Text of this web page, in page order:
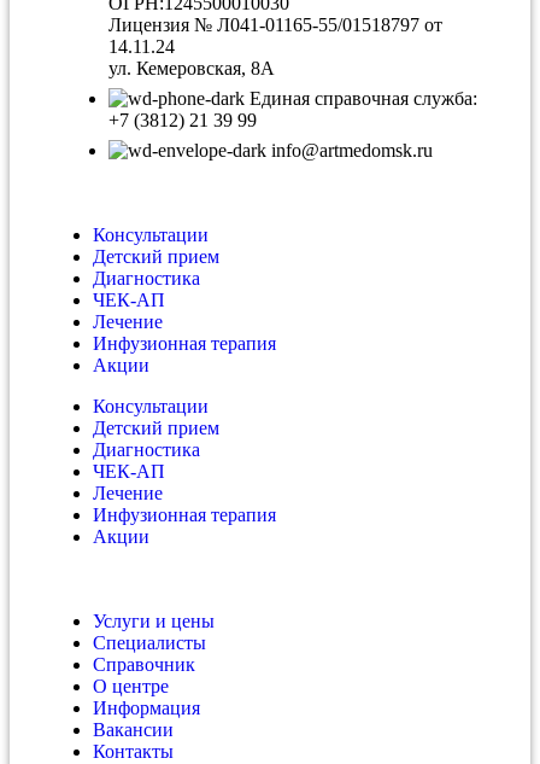
Лицензия № Л041-01165-55/01518797 от
14.11.24
ул. Кемеровская, 8А
Единая справочная служба:
+7 (3812) 21 39 99
info@artmedomsk.ru
Консультации
Детский прием
Диагностика
ЧЕК-АП
Лечение
Инфузионная терапия
Акции
Консультации
Детский прием
Диагностика
ЧЕК-АП
Лечение
Инфузионная терапия
Акции
Услуги и цены
Специалисты
Справочник
О центре
Информация
Вакансии
Контакты